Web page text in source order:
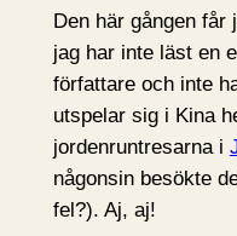
Den här gången
jag har inte läst en
författare och inte
utspelar sig i Kina
jordenruntresarna i
någonsin besökte
fel?). Aj, aj!